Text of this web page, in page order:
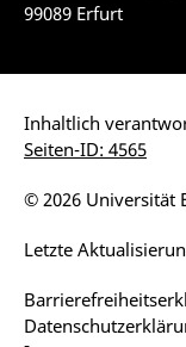
99089 Erfurt
Inhaltlich
Seiten-ID: 4565
Letzte
© 2026 Universität